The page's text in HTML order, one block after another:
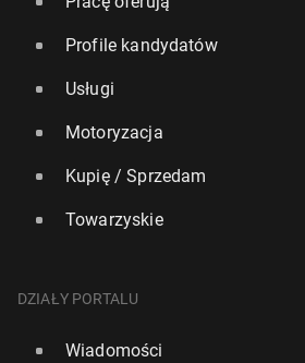
Profile kandydatów
Usługi
Motoryzacja
Kupię / Sprzedam
Towarzyskie
DZIAŁY PORTALU
Wiadomości